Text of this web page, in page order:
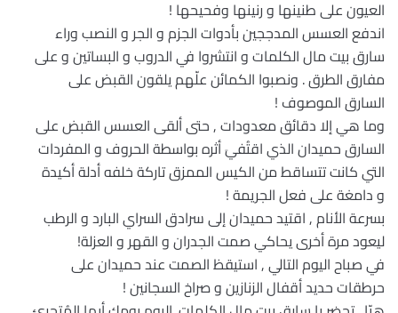
العيون على طنينها و رنينها وفحيحها !
اندفع العسس المدججين بأدوات الجزم و الجر و النصب وراء
سارق بيت مال الكلمات و انتشروا في الدروب و البساتين و على
مفارق الطرق . ونصبوا الكمائن علّهم يلقون القبض على
السارق الموصوف !
وما هي إلا دقائق معدودات , حتى ألقى العسس القبض على
السارق حميدان الذي اقتُفيَ أثره بواسطة الحروف و المفردات
التي كانت تتساقط من الكيس الممزق تاركة خلفه أدلة أكيدة
و دامغة على فعل الجريمة !
بسرعة الأنام , اقتيد حميدان إلى سرادق السراي البارد و الرطب
ليعود مرة أخرى يحاكي صمت الجدران و القهر و العزلة!
في صباح اليوم التالي , استيقظ الصمت عند حميدان على
حرطقات حديد أقفال الزنازين و صراخ السجانين !